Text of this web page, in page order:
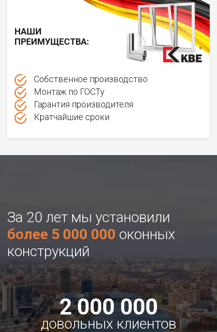
НАШИ
ПРЕИМУЩЕСТВА:
Собственное производство
Монтаж по ГОСТу
Гарантия производителя
Кратчайшие сроки
За 20 лет мы установили
более 5 000 000 оконных
конструкций
2 000 000
довольных клиентов